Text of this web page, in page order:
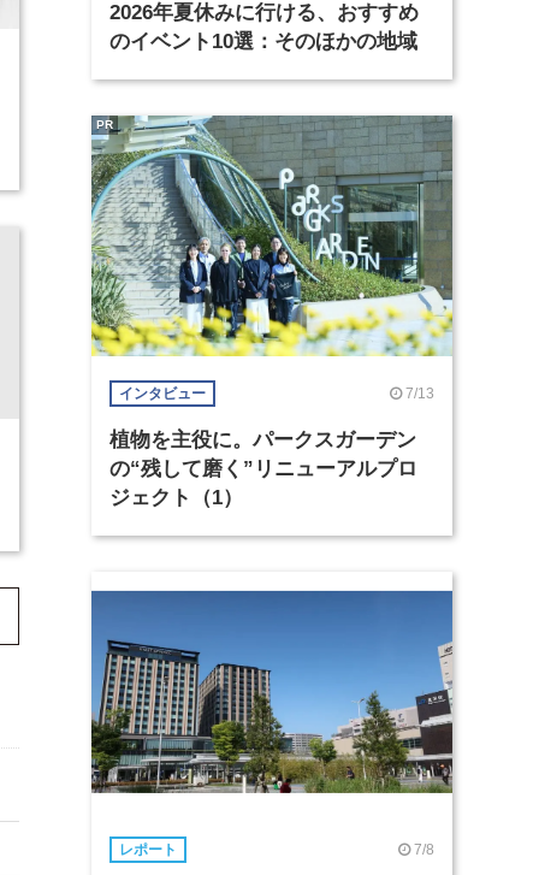
2026年夏休みに行ける、おすすめ
のイベント10選：そのほかの地域
インタビュー 7/13
植物を主役に。パークスガーデン
の“残して磨く”リニューアルプロ
ジェクト（1）
PR
レポート 7/8